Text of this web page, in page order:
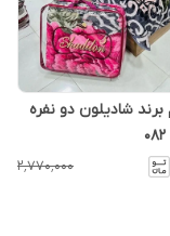
پتو ضخیم برند شادیلون دو نفره
۲٬۷۷۰٬۰۰۰